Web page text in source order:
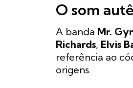
O som
A banda Mr.
Richards, Elvis
referência ao
origens.